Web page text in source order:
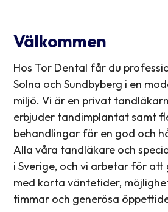
Välkommen
Hos Tor Dental får du
Solna och Sundbyberg i en
miljö. Vi är en privat
erbjuder tandimplantat samt
behandlingar för en god och
Alla våra tandläkare och
i Sverige, och vi arbetar för att
med korta väntetider,
timmar och generösa